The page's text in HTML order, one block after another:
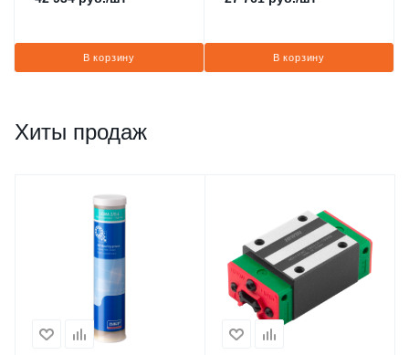
В корзину В корзину
Хиты продаж